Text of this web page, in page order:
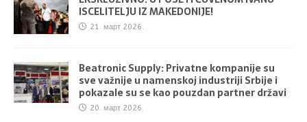
ISCELITELJU IZ MAKEDONIJE!
21. март 2026.
Beatronic Supply: Privatne kompanije su
sve važnije u namenskoj industriji Srbije i
pokazale su se kao pouzdan partner državi
20. март 2026.